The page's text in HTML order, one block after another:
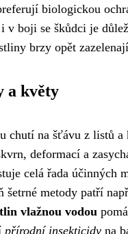
biologickou
v boji se škůdci je
brzy opět
a květy
chutí na šťávu z listů
deformací a
celá řada
šetrné metody patří
vlažnou vodou
přírodní insekticidy na